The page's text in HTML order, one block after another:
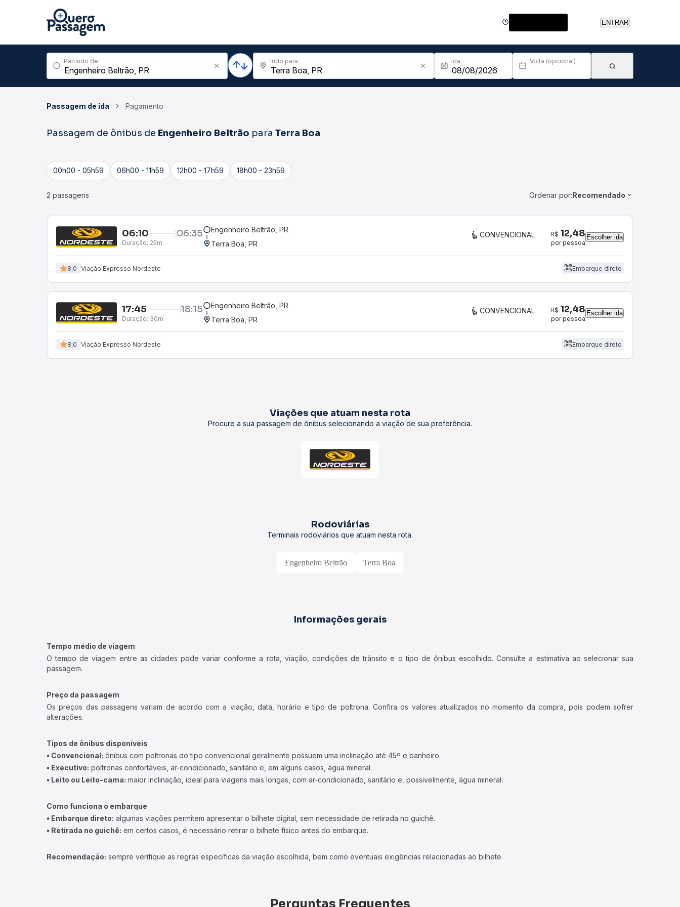
ENTRAR
Partindo de Indo para Ida Volta (opcional)
Passagem de ida Pagamento
Passagem de ônibus de Engenheiro Beltrão para Terra Boa
00h00 - 05h59 06h00 - 11h59 12h00 - 17h59 18h00 - 23h59
2 passagens Ordenar por:Recomendado
06:10 06:35
Duração: 25m
Engenheiro Beltrão, PR
Terra Boa, PR
CONVENCIONAL R$ 12,48
por pessoa
Escolher ida
8,0 Viação Expresso Nordeste Embarque direto
17:45 18:15
Duração: 30m
Engenheiro Beltrão, PR
Terra Boa, PR
CONVENCIONAL R$ 12,48
por pessoa
Escolher ida
8,0 Viação Expresso Nordeste Embarque direto
Viações que atuam nesta rota
Procure a sua passagem de ônibus selecionando a viação de sua preferência.
Rodoviárias
Terminais rodoviários que atuam nesta rota.
Engenheiro Beltrão Terra Boa
Informações gerais
Tempo médio de viagem
O tempo de viagem entre as cidades pode variar conforme a rota, viação, condições de trânsito e o tipo de ônibus escolhido. Consulte a estimativa ao selecionar sua
passagem.
Preço da passagem
Os preços das passagens variam de acordo com a viação, data, horário e tipo de poltrona. Confira os valores atualizados no momento da compra, pois podem sofrer
alterações.
Tipos de ônibus disponíveis
• Convencional: ônibus com poltronas do tipo convencional geralmente possuem uma inclinação até 45º e banheiro.
• Executivo: poltronas confortáveis, ar-condicionado, sanitário e, em alguns casos, água mineral.
• Leito ou Leito-cama: maior inclinação, ideal para viagens mais longas, com ar-condicionado, sanitário e, possivelmente, água mineral.
Como funciona o embarque
• Embarque direto: algumas viações permitem apresentar o bilhete digital, sem necessidade de retirada no guichê.
• Retirada no guichê: em certos casos, é necessário retirar o bilhete físico antes do embarque.
Recomendação: sempre verifique as regras específicas da viação escolhida, bem como eventuais exigências relacionadas ao bilhete.
Perguntas Frequentes